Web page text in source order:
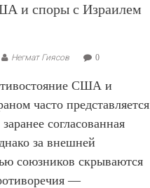
и споры с Израилем
Негмат Гиясов 0
США и
часто представляется
согласованная
за внешней
союзников скрываются
—